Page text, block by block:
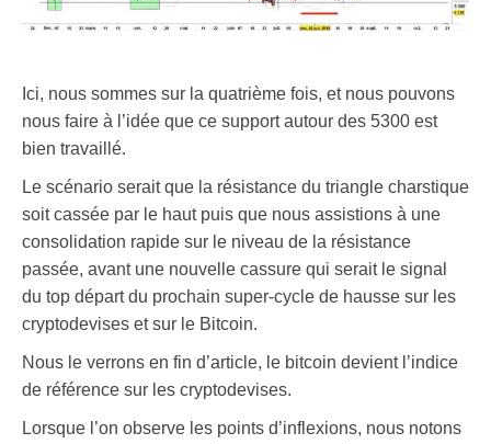
Ici, nous sommes sur la quatrième fois, et nous pouvons
nous faire à l’idée que ce support autour des 5300 est
bien travaillé.
Le scénario serait que la résistance du triangle charstique
soit cassée par le haut puis que nous assistions à une
consolidation rapide sur le niveau de la résistance
passée, avant une nouvelle cassure qui serait le signal
du top départ du prochain super-cycle de hausse sur les
cryptodevises et sur le Bitcoin.
Nous le verrons en fin d’article, le bitcoin devient l’indice
de référence sur les cryptodevises.
Lorsque l’on observe les points d’inflexions, nous notons